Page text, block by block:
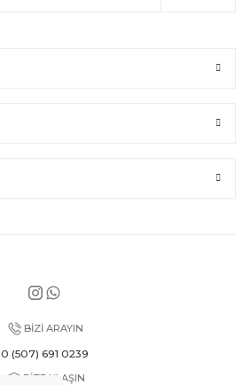
BİZİ ARAYIN
0 (507) 691 0239
BİZE ULAŞIN